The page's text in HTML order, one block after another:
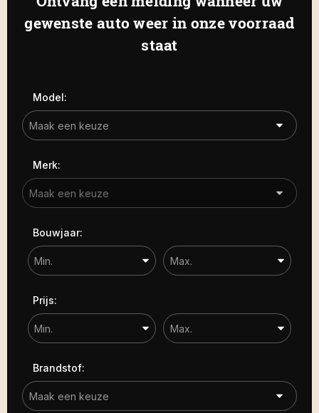
Haamstede
De Roterij 5 4328 BB Burgh-
Haamstede
Carrosserie
-
-
Bouwjaar
Sorteren op
gewenste auto weer in onze voorraad
staat
Model:
Merk:
Bouwjaar:
Prijs:
Brandstof: